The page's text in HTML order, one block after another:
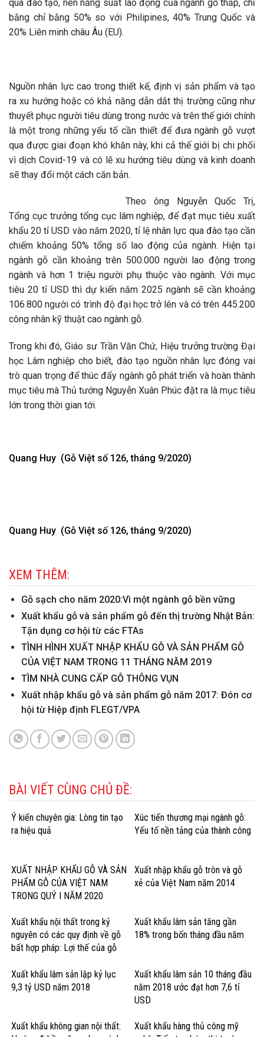
qua đào tạo, nên năng suất lao động của ngành gỗ thấp, chỉ
bằng chỉ bằng 50% so với Philipines, 40% Trung Quốc và
20% Liên minh châu Âu (EU).
Nguồn nhân lực cao trong thiết kế, định vị sản phẩm và tạo
ra xu hướng hoặc có khả năng dẫn dắt thị trường cũng như
thuyết phục người tiêu dùng trong nước và trên thế giới chính
là một trong những yếu tố cần thiết để đưa ngành gỗ vượt
qua được giai đoạn khó khăn này, khi cả thế giới bị chi phối
vì dịch Covid-19 và có lẽ xu hướng tiêu dùng và kinh doanh
sẽ thay đổi một cách căn bản.
Theo ông Nguyễn Quốc Trị,
Tổng cục trưởng tổng cục lâm nghiệp, để đạt mục tiêu xuất
khẩu 20 tỉ USD vào năm 2020, tỉ lệ nhân lực qua đào tạo cần
chiếm khoảng 50% tổng số lao động của ngành. Hiện tại
ngành gỗ cần khoảng trên 500.000 người lao động trong
ngành và hơn 1 triệu người phụ thuộc vào ngành. Với mục
tiêu 20 tỉ USD thì dự kiến năm 2025 ngành sẽ cần khoảng
106.800 người có trình độ đại học trở lên và có trên 445.200
công nhân kỹ thuật cao ngành gỗ.
Trong khi đó, Giáo sư Trần Văn Chứ, Hiệu trưởng trường Đại
học Lâm nghiệp cho biết, đào tạo nguồn nhân lực đóng vai
trò quan trọng để thúc đẩy ngành gỗ phát triển và hoàn thành
mục tiêu mà Thủ tướng Nguyễn Xuân Phúc đặt ra là mục tiêu
lớn trong thời gian tới.
Quang Huy (Gỗ Việt số 126, tháng 9/2020)
Quang Huy (Gỗ Việt số 126, tháng 9/2020)
XEM THÊM:
Gỗ sạch cho năm 2020:Vì một ngành gỗ bền vững
Xuất khẩu gỗ và sản phẩm gỗ đến thị trường Nhật Bản:
Tận dụng cơ hội từ các FTAs
TÌNH HÌNH XUẤT NHẬP KHẨU GỖ VÀ SẢN PHẨM GỖ
CỦA VIỆT NAM TRONG 11 THÁNG NĂM 2019
TÌM NHÀ CUNG CẤP GỖ THÔNG VỤN
Xuất nhập khẩu gỗ và sản phẩm gỗ năm 2017: Đón cơ
hội từ Hiệp định FLEGT/VPA
BÀI VIẾT CÙNG CHỦ ĐỀ:
Ý kiến chuyên gia: Lòng tin tạo
ra hiệu quả
Xúc tiến thương mại ngành gỗ:
Yếu tố nền tảng của thành công
XUẤT NHẬP KHẨU GỖ VÀ SẢN
PHẨM GỖ CỦA VIỆT NAM
TRONG QUÝ I NĂM 2020
Xuất nhập khẩu gỗ tròn và gỗ
xẻ của Việt Nam năm 2014
Xuất khẩu nội thất trong kỷ
nguyên có các quy định về gỗ
bất hợp pháp: Lợi thế của gỗ
Xuất khẩu lâm sản tăng gần
18% trong bốn tháng đầu năm
Xuất khẩu lâm sản lập kỷ lục
9,3 tỷ USD năm 2018
Xuất khẩu lâm sản 10 tháng đầu
năm 2018 ước đạt hơn 7,6 tỉ
USD
Xuất khẩu không gian nội thất:
Xuất khẩu hàng thủ công mỹ